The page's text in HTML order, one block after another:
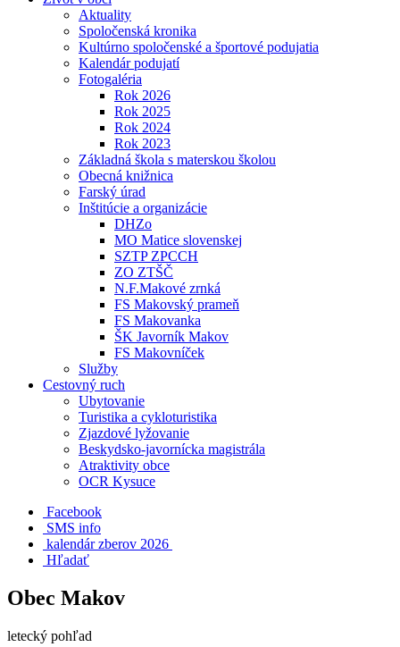
Aktuality
Spoločenská kronika
Kultúrno spoločenské a športové podujatia
Kalendár podujatí
Fotogaléria
Rok 2026
Rok 2025
Rok 2024
Rok 2023
Základná škola s materskou školou
Obecná knižnica
Farský úrad
Inštitúcie a organizácie
DHZo
MO Matice slovenskej
SZTP ZPCCH
ZO ZTŠČ
N.F.Makové zrnká
FS Makovský prameň
FS Makovanka
ŠK Javorník Makov
FS Makovníček
Služby
Cestovný ruch
Ubytovanie
Turistika a cykloturistika
Zjazdové lyžovanie
Beskydsko-javornícka magistrála
Atraktivity obce
OCR Kysuce
Facebook
SMS info
​ kalendár zberov 2026
Hľadať
Obec Makov
letecký pohľad